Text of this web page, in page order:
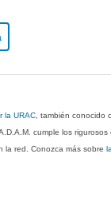
la URAC , también conocido
cumple los
la red. Conozca más sobre